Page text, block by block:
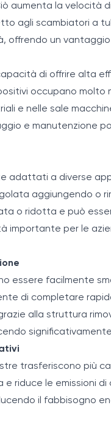
aumenta la velocità
agli scambiatori a
offrendo un
di offrire alta
occupano
e nelle sale
e manutenzione
adattati a diverse
aggiungendo o
o ridotta e può
importante per le
essere facilmente
di completare
alla struttura
trasferiscono più
le emissioni di
il fabbisogno